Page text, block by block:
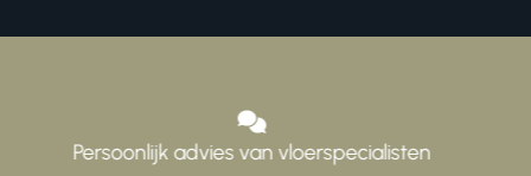
Verantwoord geproduceerd